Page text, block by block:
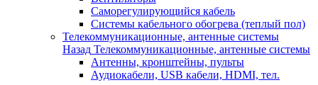
Саморегулирующийся кабель
Системы кабельного обогрева (теплый пол)
Телекоммуникационные, антенные системы
Назад Телекоммуникационные, антенные системы
Антенны, кронштейны, пульты
Аудиокабели, USB кабели, HDMI, тел.